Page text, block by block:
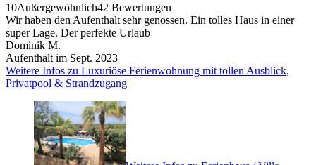
10Außergewöhnlich42 Bewertungen
Wir haben den Aufenthalt sehr genossen. Ein tolles Haus in einer
super Lage. Der perfekte Urlaub
Dominik M.
Aufenthalt im Sept. 2023
Weitere Infos zu Luxuriöse Ferienwohnung mit tollen Ausblick,
Privatpool & Strandzugang